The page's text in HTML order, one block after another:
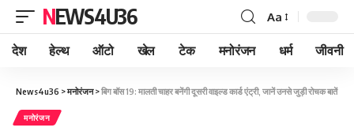
NEWS4U36 Aa
देश हेल्थ ऑटो खेल टेक मनोरंजन धर्म जीवनी
News4u36 >मनोरंजन>बिग बॉस 19: मालती चाहर बनेंगी दूसरी वाइल्ड कार्ड एंट्री, जानें उनसे जुड़ी रोचक बातें
मनोरंजन